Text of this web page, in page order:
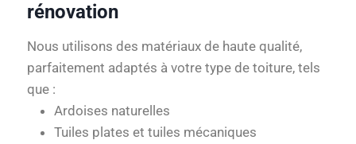
rénovation
Nous utilisons des matériaux de haute qualité,
parfaitement adaptés à votre type de toiture, tels
que :
Ardoises naturelles
Tuiles plates et tuiles mécaniques